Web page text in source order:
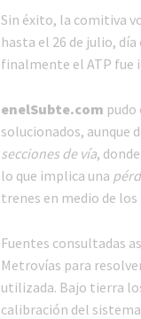
Sin éxito, la comitiva
hasta el 26 de julio,
finalmente el ATP fue
enelSubte.com
solucionados, aunque
secciones de vía,
lo que implica una
trenes en medio de
Fuentes consultadas
Metrovías para
utilizada. Bajo tierra
calibración del